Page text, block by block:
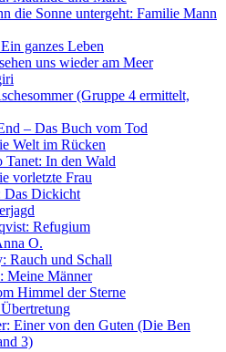
die Sonne untergeht: Familie Mann
ganzes Leben
uns wieder am Meer
(Gruppe 4 ermittelt,
– Das Buch vom Tod
Welt im Rücken
Tanet: In den Wald
vorletzte Frau
Das Dickicht
Refugium
O.
Rauch und Schall
Meine Männer
Himmel der Sterne
Einer von den Guten (Die Ben
3)